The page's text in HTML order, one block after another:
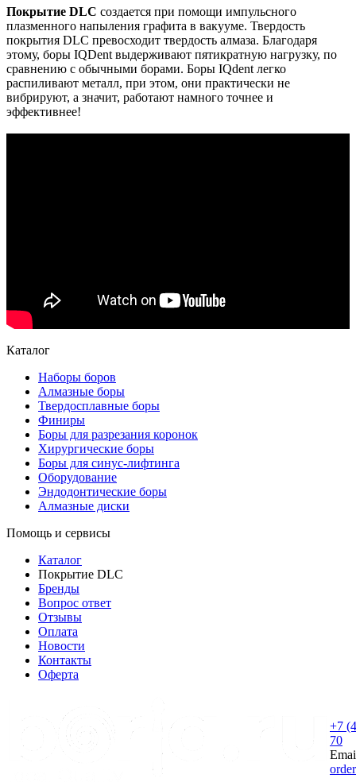
Покрытие DLC создается при помощи импульсного
плазменного напыления графита в вакууме. Твердость
покрытия DLC превосходит твердость алмаза. Благодаря
этому, боры IQDent выдерживают пятикратную нагрузку, по
сравнению с обычными борами. Боры IQdent легко
распиливают металл, при этом, они практически не
вибрируют, а значит, работают намного точнее и
эффективнее!
Каталог
Наборы боров
Алмазные боры
Твердосплавные боры
Финиры
Боры для разрезания коронок
Хирургические боры
Боры для синус-лифтинга
Оборудование
Эндодонтические боры
Алмазные диски
Помощь и сервисы
Каталог
Покрытие DLC
Бренды
Вопрос ответ
Отзывы
Оплата
Новости
Контакты
Оферта
+7
70